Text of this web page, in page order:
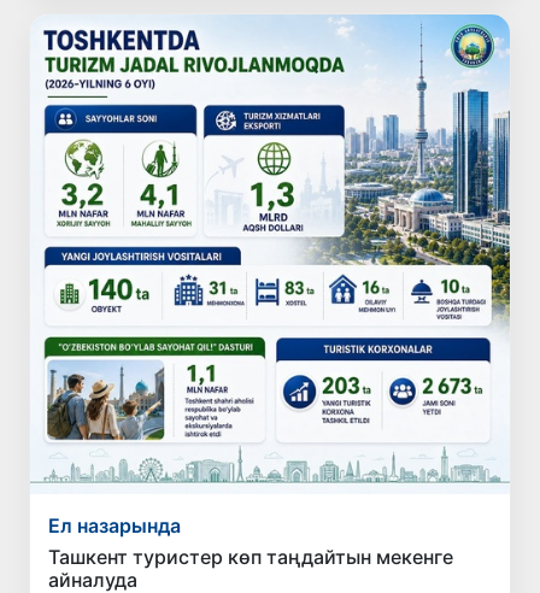
Ел назарында
Ташкент туристер көп таңдайтын мекенге
айналуда